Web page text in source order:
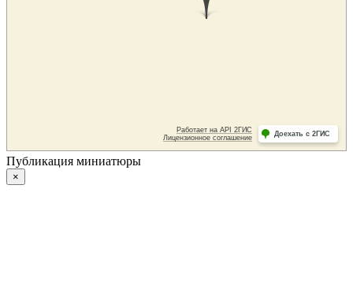
Публикация миниатюры
×